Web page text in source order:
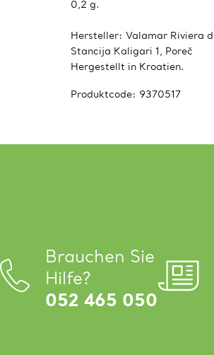
0,2 g.
Hersteller: Valamar Riviera
Stancija Kaligari 1, Poreč
Hergestellt in Kroatien.
Produktcode: 9370517
Brauchen Sie
Hilfe?
052 465 050